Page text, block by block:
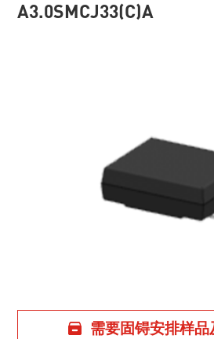
A3.0SMCJ33(C)A
需要固锝安排样品